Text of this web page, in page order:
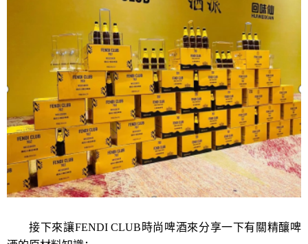
接下來讓FENDI CLUB時尚啤酒來分享一下有關精釀啤